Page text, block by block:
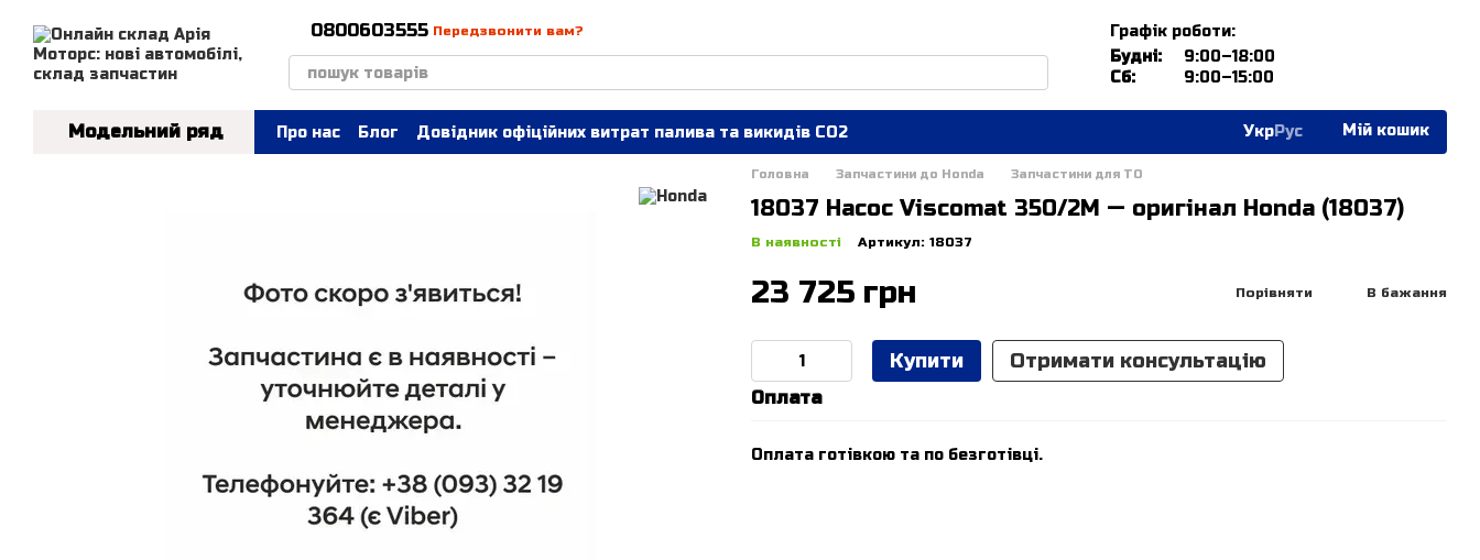
0800603555 Передзвонити вам?
Графік роботи:
Будні:
9:00–18:00
Сб:
9:00–15:00
Модельний ряд Про нас Блог Довідник офіційних витрат палива та викидів СО2 УкрРус Мій кошик
Головна Запчастини до Honda Запчастини для ТО
18037 Насос Viscomat 350/2M — оригінал Honda (18037)
В наявності Артикул: 18037
23 725 грн Порівняти В бажання
Купити Отримати консультацію
Оплата
Оплата готівкою та по безготівці.